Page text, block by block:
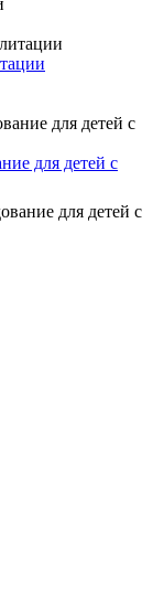
для детей с
для детей с